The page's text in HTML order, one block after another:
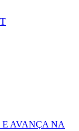
AVANÇA NA